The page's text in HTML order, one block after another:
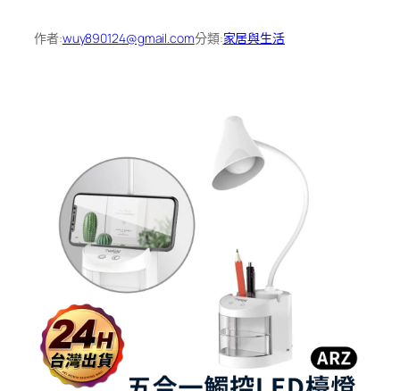
作者:wuy890124@gmail.com分類:家居與生活